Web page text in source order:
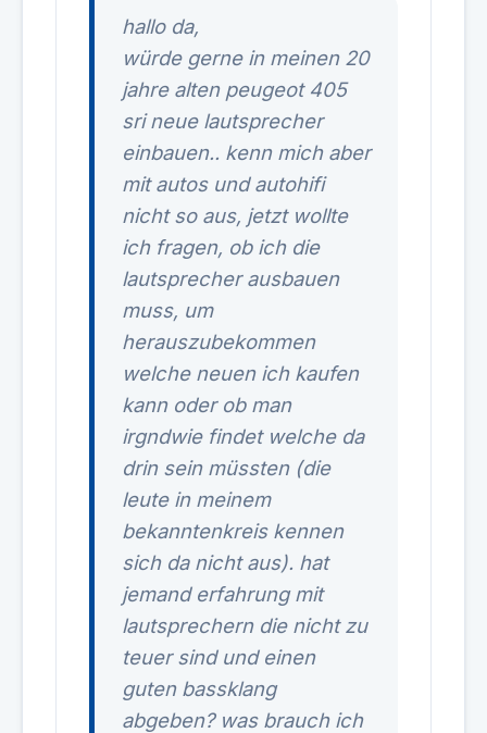
hallo da,
würde gerne in meinen 20
jahre alten peugeot 405
sri neue lautsprecher
einbauen.. kenn mich aber
mit autos und autohifi
nicht so aus, jetzt wollte
ich fragen, ob ich die
lautsprecher ausbauen
muss, um
herauszubekommen
welche neuen ich kaufen
kann oder ob man
irgndwie findet welche da
drin sein müssten (die
leute in meinem
bekanntenkreis kennen
sich da nicht aus). hat
jemand erfahrung mit
lautsprechern die nicht zu
teuer sind und einen
guten bassklang
abgeben? was brauch ich